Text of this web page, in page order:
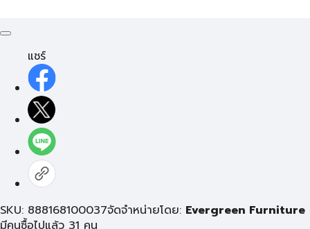
แชร์
SKU: 888168100037จัดจำหน่ายโดย: Evergreen Furniture
มีคนซื้อไปแล้ว 31 คน